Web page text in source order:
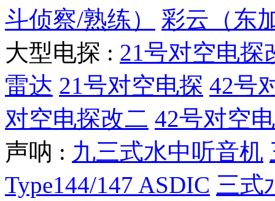
斗侦察/熟练）
彩云（东
大型电探 : 21号对空电探
雷达 21号对空电探 42号
对空电探改二 42号对空
声呐 : 九三式水中听音机
Type144/147 ASDIC 三式